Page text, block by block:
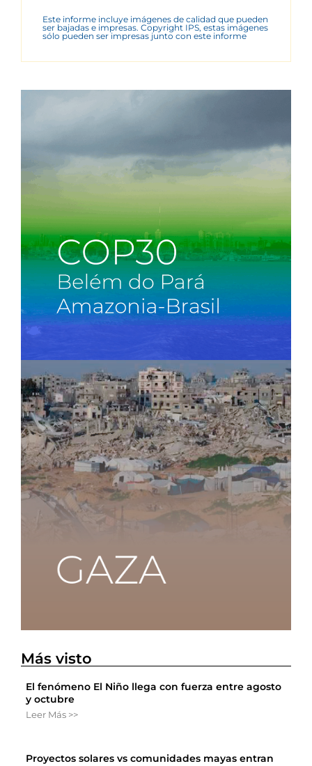
Este informe incluye imágenes de calidad que pueden
ser bajadas e impresas. Copyright IPS, estas imágenes
sólo pueden ser impresas junto con este informe
Más visto
El fenómeno El Niño llega con fuerza entre agosto
y octubre
Leer Más >>
Proyectos solares vs comunidades mayas entran